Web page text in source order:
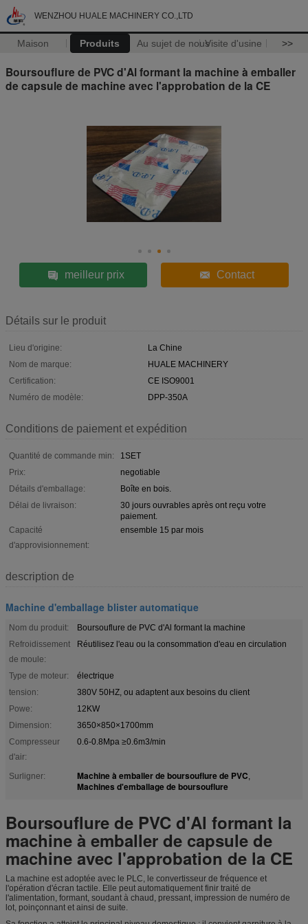
WENZHOU HUALE MACHINERY CO.,LTD
Maison Produits Au sujet de nousVisite d'usine >>
Boursouflure de PVC d'Al formant la machine à emballer
de capsule de machine avec l'approbation de la CE
meilleur prix Contact
Détails sur le produit
Lieu d'origine:
La Chine
Nom de marque:
HUALE MACHINERY
Certification:
CE ISO9001
Numéro de modèle:
DPP-350A
Conditions de paiement et expédition
Quantité de commande min:
1SET
Prix:
negotiable
Détails d'emballage:
Boîte en bois.
Délai de livraison:
30 jours ouvrables après ont reçu votre
paiement.
Capacité
d'approvisionnement:
ensemble 15 par mois
description de
Machine d'emballage blister automatique
Nom du produit:
Boursouflure de PVC d'Al formant la machine
Refroidissement
de moule:
Réutilisez l'eau ou la consommation d'eau en circulation
Type de moteur:
électrique
tension:
380V 50HZ, ou adaptent aux besoins du client
Powe:
12KW
Dimension:
3650×850×1700mm
Compresseur
d'air:
0.6-0.8Mpa ≥0.6m3/min
Surligner: Machine à emballer de boursouflure de PVC,
Machines d'emballage de boursouflure
Boursouflure de PVC d'Al formant la
machine à emballer de capsule de
machine avec l'approbation de la CE
La machine est adoptée avec le PLC, le convertisseur de fréquence et
l'opération d'écran tactile. Elle peut automatiquement finir traité de
l'alimentation, formant, soudant à chaud, pressant, impression de numéro de
lot, poinçonnant et ainsi de suite.